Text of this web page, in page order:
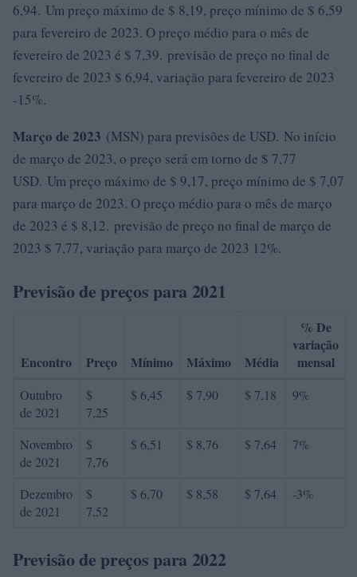
6,94. Um preço máximo de $ 8,19, preço mínimo de $ 6,59
para fevereiro de 2023. O preço médio para o mês de
fevereiro de 2023 é $ 7,39. previsão de preço no final de
fevereiro de 2023 $ 6,94, variação para fevereiro de 2023
-15%.
Março de 2023 (MSN) para previsões de USD. No início
de março de 2023, o preço será em torno de $ 7,77
USD. Um preço máximo de $ 9,17, preço mínimo de $ 7,07
para março de 2023. O preço médio para o mês de março
de 2023 é $ 8,12. previsão de preço no final de março de
2023 $ 7,77, variação para março de 2023 12%.
Previsão de preços para 2021
Encontro Preço Mínimo Máximo Média
% De
variação
mensal
Outubro
de 2021
$
7,25
$ 6,45 $ 7,90 $ 7,18 9%
Novembro
de 2021
$
7,76
$ 6,51 $ 8,76 $ 7,64 7%
Dezembro
de 2021
$
7,52
$ 6,70 $ 8,58 $ 7,64 -3%
Previsão de preços para 2022